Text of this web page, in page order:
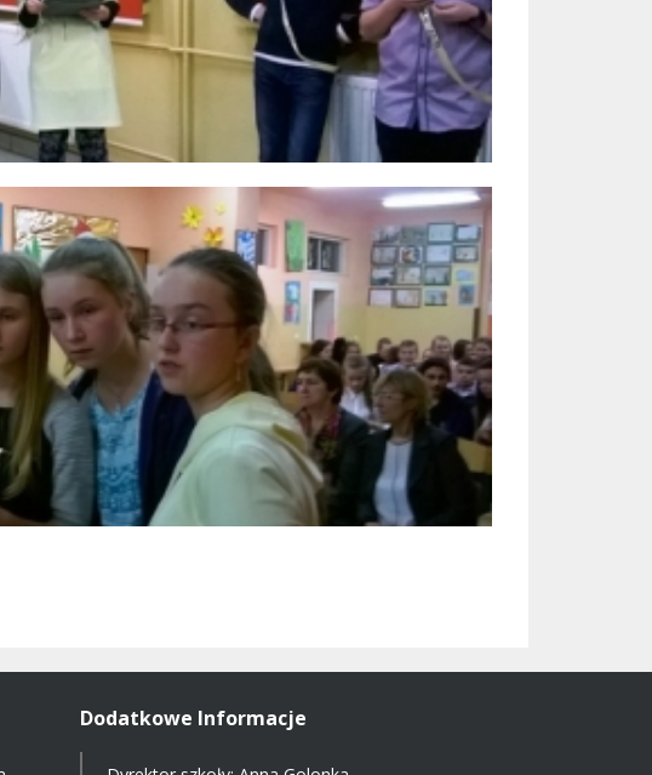
Dodatkowe Informacje